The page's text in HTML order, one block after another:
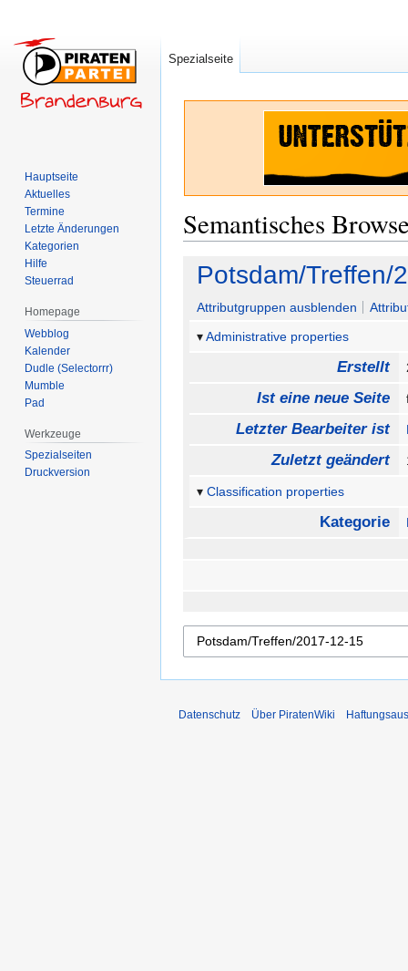
Semantisches
Zur
Navigation
springen
Zur
Suche
springen
Potsdam/Treffen/
Attributgruppen ausblenden
Administrative properties
Erstellt
Ist eine neue Seite
Letzter Bearbeiter ist
Zuletzt geändert
Classification properties
Kategorie
Spezialseite
Hauptseite
Aktuelles
Termine
Letzte Änderungen
Kategorien
Hilfe
Steuerrad
Homepage
Webblog
Kalender
Dudle (Selectorrr)
Mumble
Pad
Werkzeuge
Spezialseiten
Druckversion
Datenschutz Über PiratenWiki